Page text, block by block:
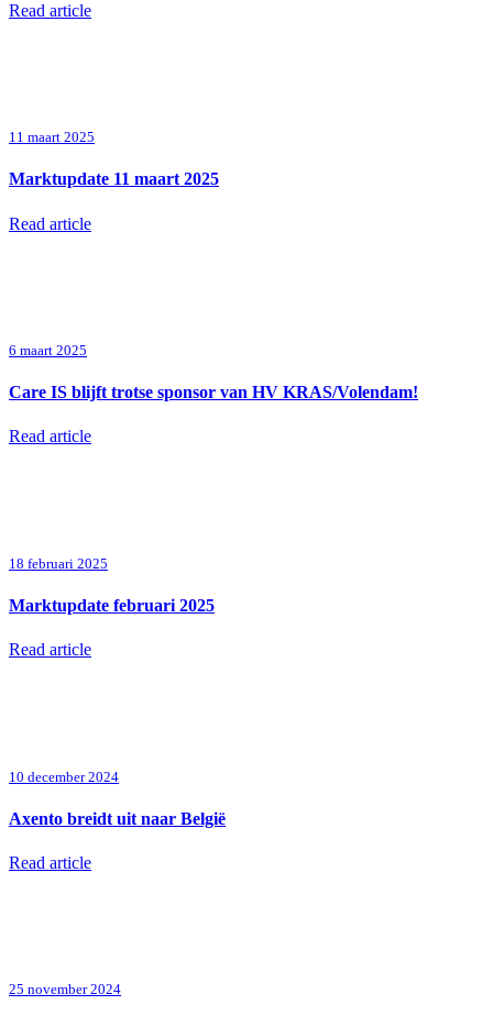
Read article
11 maart 2025
Marktupdate 11 maart 2025
Read article
6 maart 2025
Care IS blijft trotse sponsor van HV KRAS/Volendam!
Read article
18 februari 2025
Marktupdate februari 2025
Read article
10 december 2024
Axento breidt uit naar België
Read article
25 november 2024